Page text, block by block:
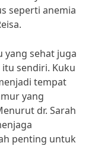
seperti anemia
yang sehat juga
sendiri. Kuku
tempat
yang
dr. Sarah
penting untuk